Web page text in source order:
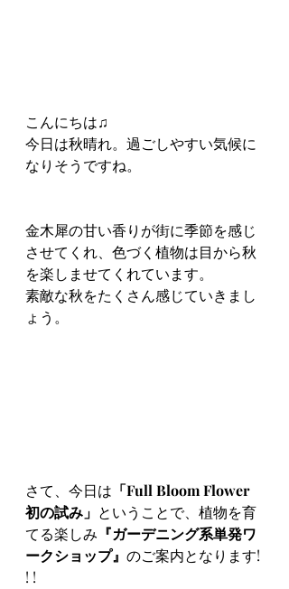
こんにちは♫
今日は秋晴れ。過ごしやすい気候に
なりそうですね。
金木犀の甘い香りが街に季節を感じ
させてくれ、色づく植物は目から秋
を楽しませてくれています。
素敵な秋をたくさん感じていきまし
ょう。
さて、今日は 「Full Bloom Flower
初の試み」 ということで、植物を育
てる楽しみ 『ガーデニング系単発ワ
ークショップ』 のご案内となります!
! !